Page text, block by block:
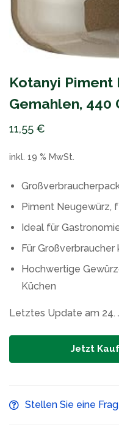
Kotanyi Piment
Gemahlen, 440
11,55 €
inkl. 19 % MwSt.
Piment Neugewürz,
Ideal für
Für Großverbraucher
Hochwertige
Küchen
Letztes Update am 24.
Jetzt
Stellen Sie eine